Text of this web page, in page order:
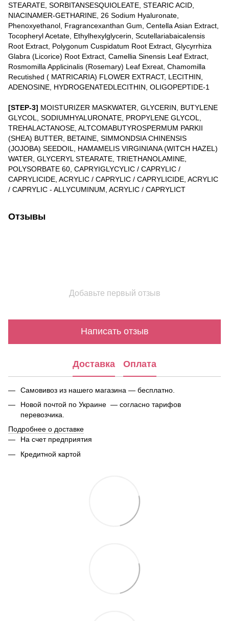
STEARATE, SORBITANSESQUIOLEATE, STEARIC ACID,
NIACINAMER-GETHARINE, 26 Sodium Hyaluronate,
Phenoxyethanol, Fragrancexanthan Gum, Centella Asian Extract,
Tocopheryl Acetate, Ethylhexylglycerin, Scutellariabaicalensis
Root Extract, Polygonum Cuspidatum Root Extract, Glycyrrhiza
Glabra (Licorice) Root Extract, Camellia Sinensis Leaf Extract,
Rosmomilla Applicinalis (Rosemary) Leaf Exreat, Chamomilla
Recutished ( MATRICARIA) FLOWER EXTRACT, LECITHIN,
ADENOSINE, HYDROGENATEDLECITHIN, OLIGOPEPTIDE-1
[STEP-3] MOISTURIZER MASKWATER, GLYCERIN, BUTYLENE
GLYCOL, SODIUMHYALURONATE, PROPYLENE GLYCOL,
TREHALACTANOSE, ALTCOMABUTYROSPERMUM PARKII
(SHEA) BUTTER, BETAINE, SIMMONDSIA CHINENSIS
(JOJOBA) SEEDOIL, HAMAMELIS VIRGINIANA (WITCH HAZEL)
WATER, GLYCERYL STEARATE, TRIETHANOLAMINE,
POLYSORBATE 60, CAPRYIGLYCYLIC / CAPRYLIC /
CAPRYLICIDE, ACRYLIC / CAPRYLIC / CAPRYLICIDE, ACRYLIC
/ CAPRYLIC - ALLYCUMINUM, ACRYLIC / CAPRYLICT
Отзывы
Добавьте первый отзыв
Написать отзыв
Доставка Оплата
Самовивоз из нашего магазина — бесплатно.
Новой почтой по Украине — согласно тарифов
перевозчика.
Подробнее о доставке
На счет предприятия
Кредитной картой